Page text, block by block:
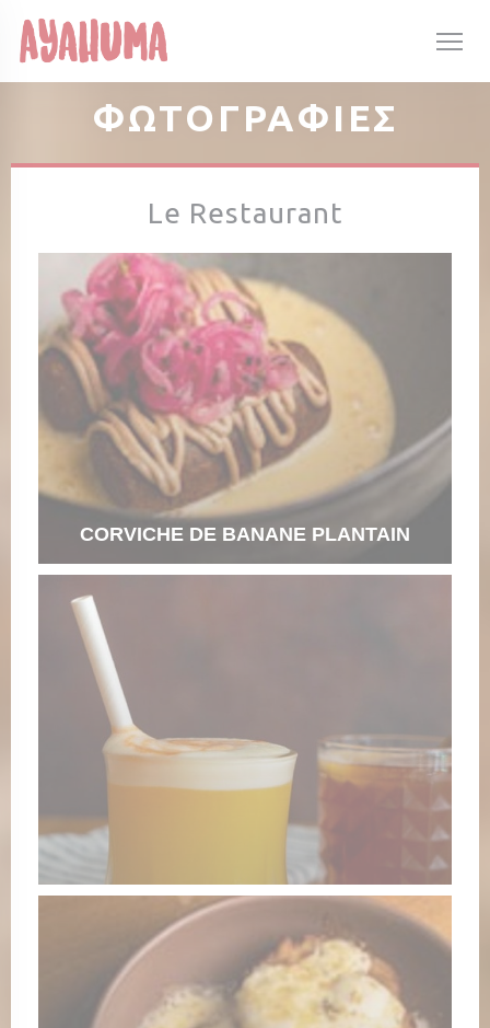
ΦΩΤΟΓΡΑΦΊΕΣ
Le Restaurant
CORVICHE DE BANANE PLANTAIN